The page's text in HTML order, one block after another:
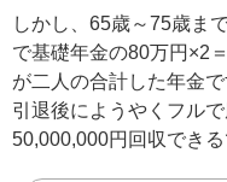
しかし、65歳～75歳ま
で基礎年金の80万円×2
が二人の合計した年金
引退後にようやくフル
50,000,000円回収でき